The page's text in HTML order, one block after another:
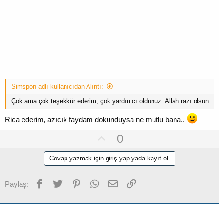
Simspon adlı kullanıcıdan Alıntı:
Çok ama çok teşekkür ederim, çok yardımcı oldunuz. Allah razı olsun
Rica ederim, azıcık faydam dokunduysa ne mutlu bana..
p
v
t
0
Cevap yazmak için giriş yap yada kayıt ol.
Paylaş: Facebook
Twitter PinterestWhatsApp
E-posta